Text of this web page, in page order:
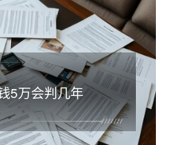
5万会判几年